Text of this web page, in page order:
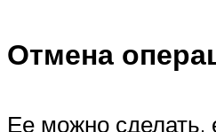
Отмена
Ее можно сделать,